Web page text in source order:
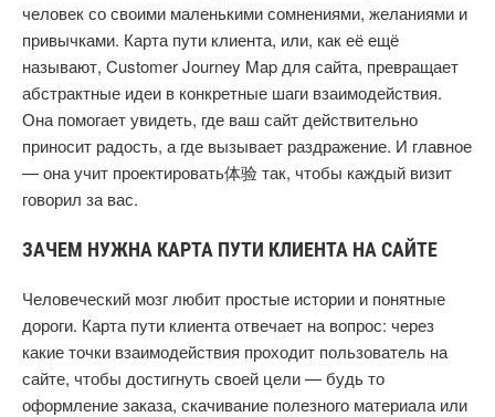
человек со своими маленькими сомнениями, желаниями и
привычками. Карта пути клиента, или, как её ещё
называют, Customer Journey Map для сайта, превращает
абстрактные идеи в конкретные шаги взаимодействия.
Она помогает увидеть, где ваш сайт действительно
приносит радость, а где вызывает раздражение. И главное
— она учит проектировать体验 так, чтобы каждый визит
говорил за вас.
ЗАЧЕМ НУЖНА КАРТА ПУТИ КЛИЕНТА НА САЙТЕ
Человеческий мозг любит простые истории и понятные
дороги. Карта пути клиента отвечает на вопрос: через
какие точки взаимодействия проходит пользователь на
сайте, чтобы достигнуть своей цели — будь то
оформление заказа, скачивание полезного материала или